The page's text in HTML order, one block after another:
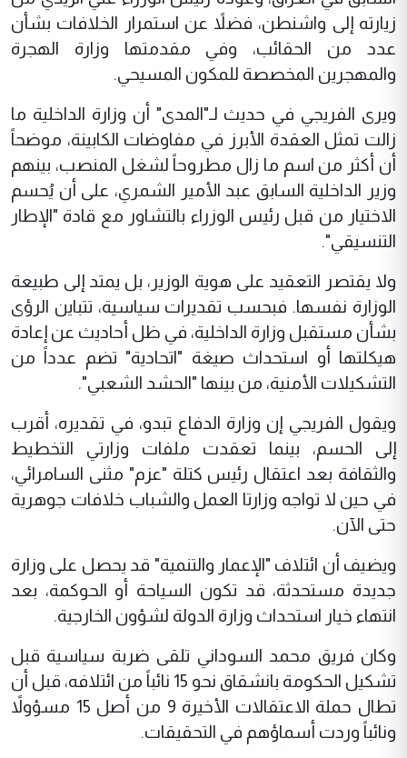
زيارته إلى واشنطن، فضلاً عن استمرار الخلافات بشأن
عدد من الحقائب، وفي مقدمتها وزارة الهجرة
والمهجرين المخصصة للمكون المسيحي.
ويرى الفريجي في حديث لـ"المدى" أن وزارة الداخلية ما
زالت تمثل العقدة الأبرز في مفاوضات الكابينة، موضحاً
أن أكثر من اسم ما زال مطروحاً لشغل المنصب، بينهم
وزير الداخلية السابق عبد الأمير الشمري، على أن يُحسم
الاختيار من قبل رئيس الوزراء بالتشاور مع قادة "الإطار
التنسيقي".
ولا يقتصر التعقيد على هوية الوزير، بل يمتد إلى طبيعة
الوزارة نفسها. فبحسب تقديرات سياسية، تتباين الرؤى
بشأن مستقبل وزارة الداخلية، في ظل أحاديث عن إعادة
هيكلتها أو استحداث صيغة "اتحادية" تضم عدداً من
التشكيلات الأمنية، من بينها "الحشد الشعبي".
ويقول الفريجي إن وزارة الدفاع تبدو، في تقديره، أقرب
إلى الحسم، بينما تعقدت ملفات وزارتي التخطيط
والثقافة بعد اعتقال رئيس كتلة "عزم" مثنى السامرائي،
في حين لا تواجه وزارتا العمل والشباب خلافات جوهرية
حتى الآن.
ويضيف أن ائتلاف "الإعمار والتنمية" قد يحصل على وزارة
جديدة مستحدثة، قد تكون السياحة أو الحوكمة، بعد
انتهاء خيار استحداث وزارة الدولة لشؤون الخارجية.
وكان فريق محمد السوداني تلقى ضربة سياسية قبل
تشكيل الحكومة بانشقاق نحو 15 نائباً من ائتلافه، قبل أن
تطال حملة الاعتقالات الأخيرة 9 من أصل 15 مسؤولاً
ونائباً وردت أسماؤهم في التحقيقات.